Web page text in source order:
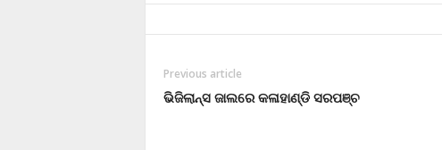
Previous article
ଭିଜିଲାନ୍ସ ଜାଲରେ କଳାହାଣ୍ଡି ସରପଞ୍ଚ